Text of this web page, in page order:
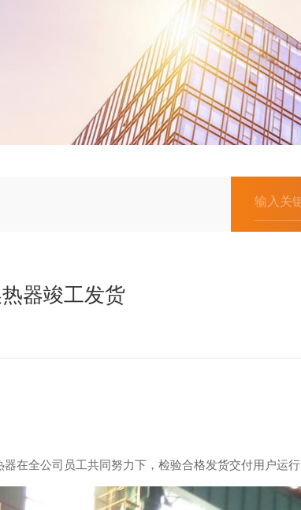
器竣工发货
全公司员工共同努力下，检验合格发货交付用户运行